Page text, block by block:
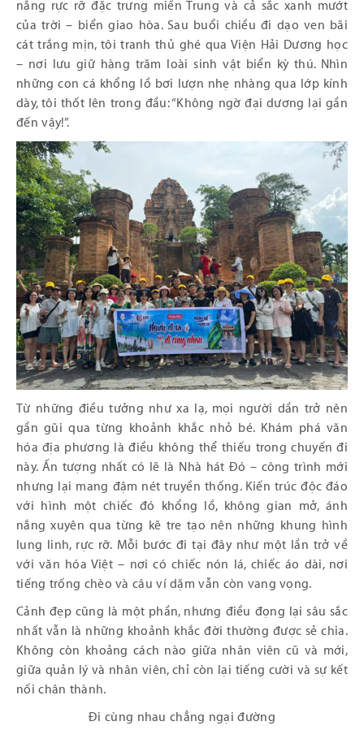
nắng rực rỡ đặc trưng miền Trung và cả sắc xanh mướt
của trời – biển giao hòa. Sau buổi chiều đi dạo ven bãi
cát trắng mịn, tôi tranh thủ ghé qua Viện Hải Dương học
– nơi lưu giữ hàng trăm loài sinh vật biển kỳ thú. Nhìn
những con cá khổng lồ bơi lượn nhẹ nhàng qua lớp kính
dày, tôi thốt lên trong đầu: “Không ngờ đại dương lại gần
đến vậy!”.
Từ những điều tưởng như xa lạ, mọi người dần trở nên
gần gũi qua từng khoảnh khắc nhỏ bé. Khám phá văn
hóa địa phương là điều không thể thiếu trong chuyến đi
này. Ấn tượng nhất có lẽ là Nhà hát Đó – công trình mới
nhưng lại mang đậm nét truyền thống. Kiến trúc độc đáo
với hình một chiếc đó khổng lồ, không gian mở, ánh
nắng xuyên qua từng kẽ tre tạo nên những khung hình
lung linh, rực rỡ. Mỗi bước đi tại đây như một lần trở về
với văn hóa Việt – nơi có chiếc nón lá, chiếc áo dài, nơi
tiếng trống chèo và câu ví dặm vẫn còn vang vọng.
Cảnh đẹp cũng là một phần, nhưng điều đọng lại sâu sắc
nhất vẫn là những khoảnh khắc đời thường được sẻ chia.
Không còn khoảng cách nào giữa nhân viên cũ và mới,
giữa quản lý và nhân viên, chỉ còn lại tiếng cười và sự kết
nối chân thành.
Đi cùng nhau chẳng ngại đường